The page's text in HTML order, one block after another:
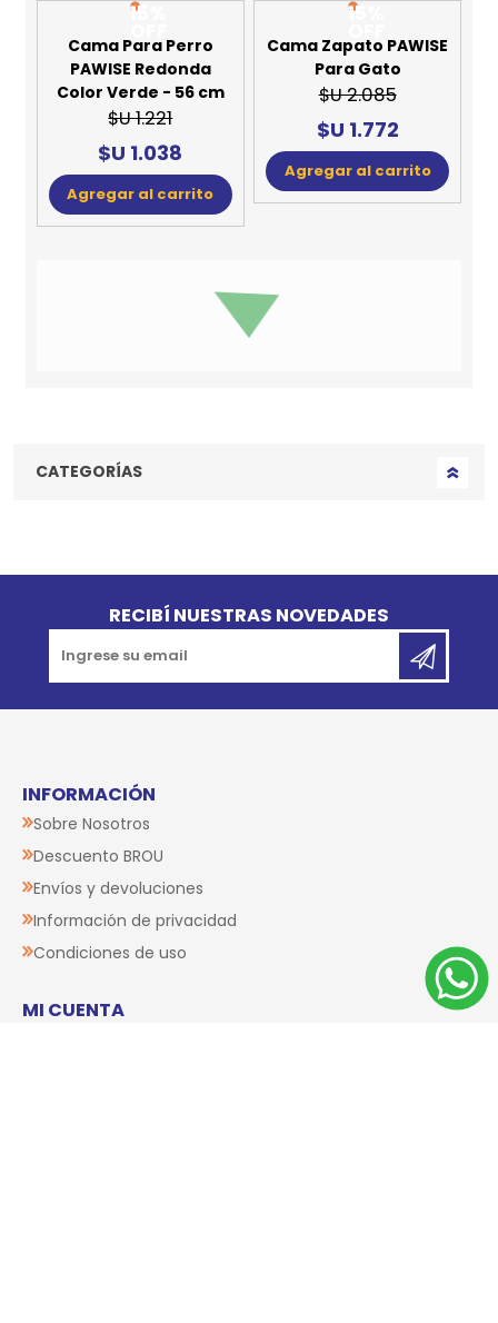
15%
Cama Para Perro
PAWISE Redonda
Color Verde - 56 cm
$U 1.221
$U 1.038
Agregar al carrito
15%
Cama Zapato PAWISE
Para Gato
$U 2.085
$U 1.772
Agregar al carrito
CATEGORÍAS
RECIBÍ NUESTRAS NOVEDADES
INFORMACIÓN
Sobre Nosotros
Descuento BROU
Envíos y devoluciones
Información de privacidad
Condiciones de uso
MI CUENTA